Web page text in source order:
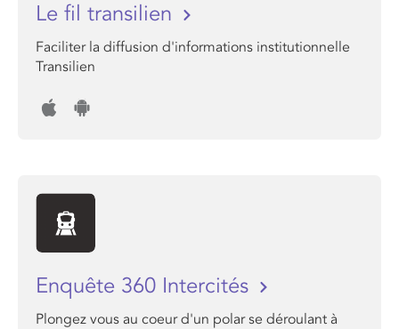
Le fil transilien
Faciliter la diffusion d'informations institutionnelle
Transilien
Enquête 360 Intercités
Plongez vous au coeur d'un polar se déroulant à